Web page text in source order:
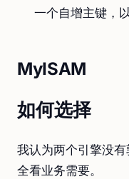
一个自增主键，
MyISAM
如何选择
我认为两个引擎没
全看业务需要。